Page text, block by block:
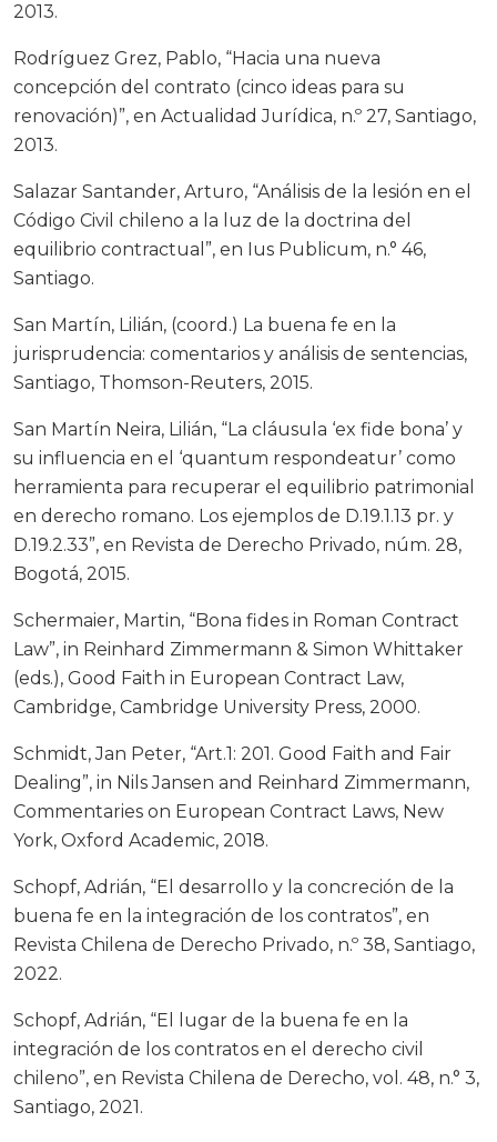
2013.
Rodríguez Grez, Pablo, “Hacia una nueva
concepción del contrato (cinco ideas para su
renovación)”, en Actualidad Jurídica, n.º 27, Santiago,
2013.
Salazar Santander, Arturo, “Análisis de la lesión en el
Código Civil chileno a la luz de la doctrina del
equilibrio contractual”, en Ius Publicum, n.° 46,
Santiago.
San Martín, Lilián, (coord.) La buena fe en la
jurisprudencia: comentarios y análisis de sentencias,
Santiago, Thomson-Reuters, 2015.
San Martín Neira, Lilián, “La cláusula ‘ex fide bona’ y
su influencia en el ‘quantum respondeatur’ como
herramienta para recuperar el equilibrio patrimonial
en derecho romano. Los ejemplos de D.19.1.13 pr. y
D.19.2.33”, en Revista de Derecho Privado, núm. 28,
Bogotá, 2015.
Schermaier, Martin, “Bona fides in Roman Contract
Law”, in Reinhard Zimmermann & Simon Whittaker
(eds.), Good Faith in European Contract Law,
Cambridge, Cambridge University Press, 2000.
Schmidt, Jan Peter, “Art.1: 201. Good Faith and Fair
Dealing”, in Nils Jansen and Reinhard Zimmermann,
Commentaries on European Contract Laws, New
York, Oxford Academic, 2018.
Schopf, Adrián, “El desarrollo y la concreción de la
buena fe en la integración de los contratos”, en
Revista Chilena de Derecho Privado, n.º 38, Santiago,
2022.
Schopf, Adrián, “El lugar de la buena fe en la
integración de los contratos en el derecho civil
chileno”, en Revista Chilena de Derecho, vol. 48, n.° 3,
Santiago, 2021.